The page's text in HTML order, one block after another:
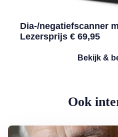
Dia-/negatiefscanner
Lezersprijs € 69,95
Bekijk &
Ook
Lees meer over George Baker